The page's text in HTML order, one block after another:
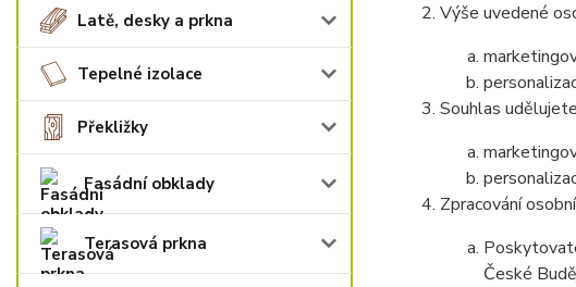
Latě, desky a prkna
Tepelné izolace
Překližky
Fasádní obklady
Terasová prkna
Výše uvedené
Souhlas
Zpracování
České